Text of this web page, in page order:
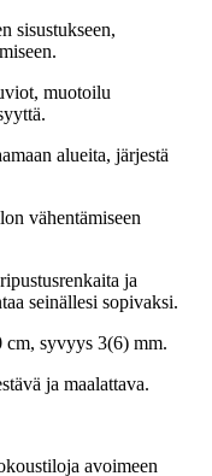
sisustukseen,
muotoilu
alueita, järjestä
vähentämiseen
ja
seinällesi sopivaksi.
cm, syvyys 3(6) mm.
ja maalattava.
avoimeen